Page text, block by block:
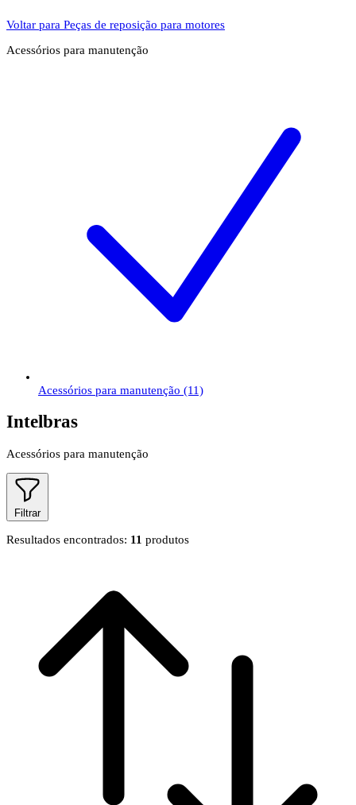
Voltar para Peças de reposição para motores
Acessórios para manutenção
Acessórios para manutenção (11)
Intelbras
Acessórios para manutenção
Filtrar
Resultados encontrados: 11 produtos